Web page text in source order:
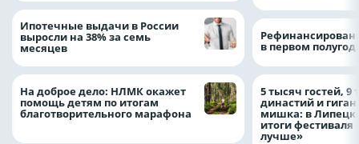
Ипотечные выдачи в России
выросли на 38% за семь
месяцев
На доброе дело: НЛМК окажет
помощь детям по итогам
благотворительного марафона
в первом
5 тысяч гостей, 9
династий и
мишка: в
итоги фестиваля
лучше»